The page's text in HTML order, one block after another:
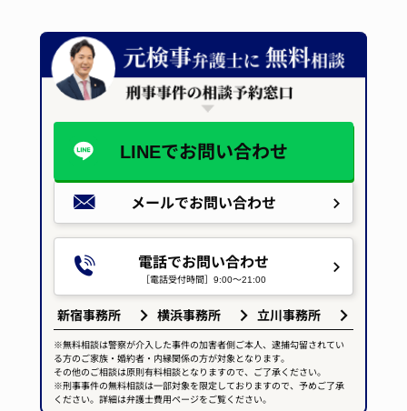
電話でお問い合わせ
［電話受付時間］9:00～21:00
メールでお問い合わせ
LINEでお問い合わせ
新宿事務所 横浜事務所 立川事務所
※無料相談は警察が介入した事件の加害者側ご本人、逮捕勾留されてい
る方のご家族・婚約者・内縁関係の方が対象となります。
その他のご相談は原則有料相談となりますので、ご了承ください。
※刑事事件の無料相談は一部対象を限定しておりますので、予めご了承
ください。詳細は弁護士費用ページをご覧ください。